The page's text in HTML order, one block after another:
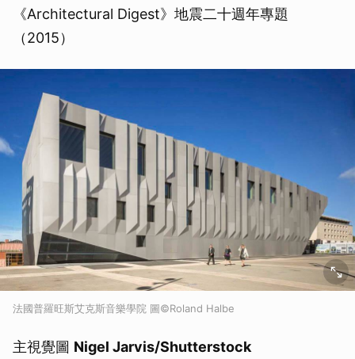
《Architectural Digest》地震二十週年專題
（2015）
法國普羅旺斯艾克斯音樂學院 圖©Roland Halbe
主視覺圖 Nigel Jarvis/Shutterstock